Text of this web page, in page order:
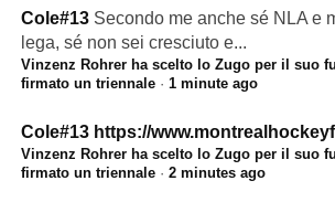
Cole#13 Secondo me anche sé NLA e
lega, sé non sei cresciuto e...
Vinzenz Rohrer ha scelto lo Zugo per il suo
firmato un triennale· 1 minute ago
Cole#13 https://
Vinzenz Rohrer ha scelto lo Zugo per il suo
firmato un triennale· 2 minutes ago